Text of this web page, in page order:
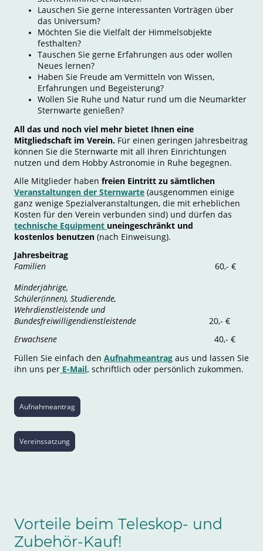
Lauschen Sie gerne interessanten Vorträgen über
das Universum?
Möchten Sie die Vielfalt der Himmelsobjekte
festhalten?
Tauschen Sie gerne Erfahrungen aus oder wollen
Neues lernen?
Haben Sie Freude am Vermitteln von Wissen,
Erfahrungen und Begeisterung?
Wollen Sie Ruhe und Natur rund um die Neumarkter
Sternwarte genießen?
All das und noch viel mehr bietet Ihnen eine
Mitgliedschaft im Verein. Für einen geringen Jahresbeitrag
können Sie die Sternwarte mit all ihren Einrichtungen
nutzen und dem Hobby Astronomie in Ruhe begegnen.
Alle Mitglieder haben freien Eintritt zu sämtlichen
Veranstaltungen der Sternwarte (ausgenommen einige
ganz wenige Spezialveranstaltungen, die mit erheblichen
Kosten für den Verein verbunden sind) und dürfen das
technische Equipment uneingeschränkt und
kostenlos benutzen (nach Einweisung).
Jahresbeitrag
Familien 60,- €
Minderjährige,
Schüler(innen), Studierende,
Wehrdienstleistende und
Bundesfreiwilligendienstleistende
20,- €
Erwachsene
40,- €
Füllen Sie einfach den Aufnahmeantrag aus und lassen Sie
ihn uns per E-Mail, schriftlich oder persönlich zukommen.
Aufnahmeantrag
Vereinssatzung
Vorteile beim Teleskop- und
Zubehör-Kauf!